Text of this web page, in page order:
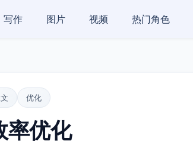
写作 图片 视频 热门角色
优化
率优化